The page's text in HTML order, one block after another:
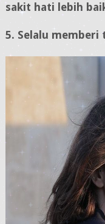
sakit hati lebih
5. Selalu